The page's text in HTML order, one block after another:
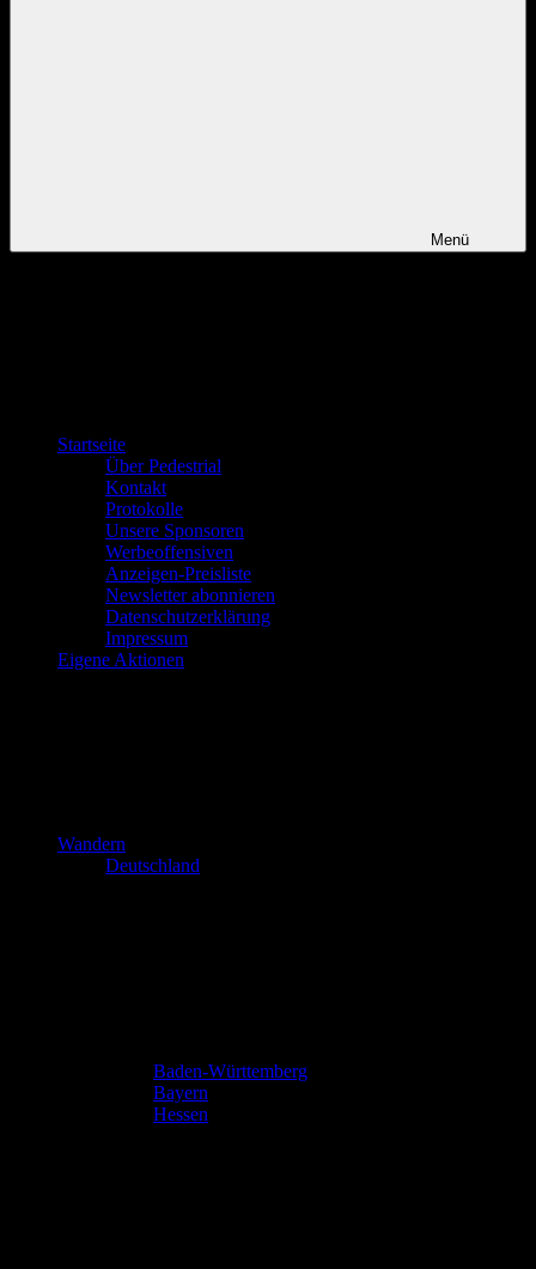
Menü
Startseite
Über Pedestrial
Kontakt
Protokolle
Unsere Sponsoren
Werbeoffensiven
Anzeigen-Preisliste
Newsletter abonnieren
Datenschutzerklärung
Impressum
Eigene Aktionen
Wandern
Deutschland
Baden-Württemberg
Bayern
Hessen